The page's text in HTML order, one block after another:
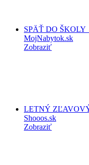
SPÄŤ DO
MojNabytok.sk
Zobraziť
LETNÝ
Shooos.sk
Zobraziť